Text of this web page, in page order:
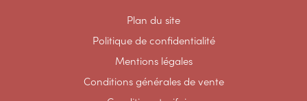
Plan du site
Politique de confidentialité
Mentions légales
Conditions générales de vente